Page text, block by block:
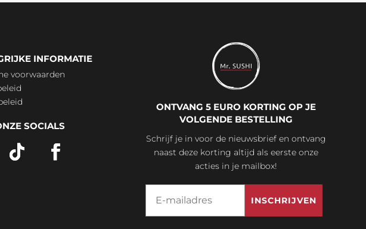
INFORMATIE
voorwaarden
SOCIALS
ONTVANG 5 EURO KORTING OP JE
VOLGENDE BESTELLING
Schrijf je in voor de nieuwsbrief en ontvang
naast deze korting altijd als eerste onze
acties in je mailbox!
INSCHRIJVEN